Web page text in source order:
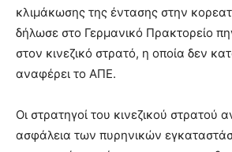
κλιμάκωσης της έντασης στην
δήλωσε στο Γερμανικό Πρακτορείο
στον κινεζικό στρατό, η οποία δεν
αναφέρει το ΑΠΕ.
Οι στρατηγοί του κινεζικού στρατού
ασφάλεια των πυρηνικών